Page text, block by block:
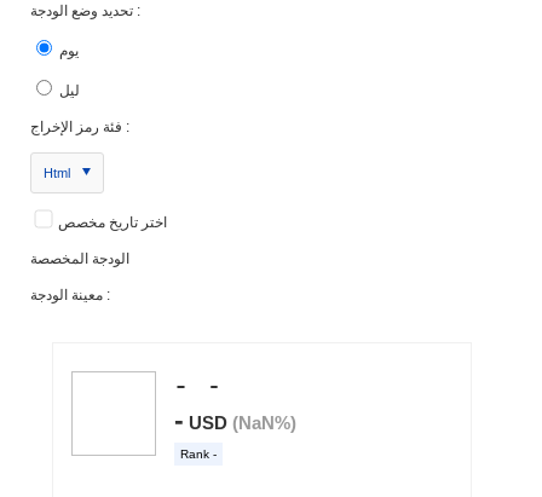
تحديد وضع الودجة :
يوم
ليل
فئة رمز الإخراج :
Html
اختر تاريخ مخصص
الودجة المخصصة
معينة الودجة :